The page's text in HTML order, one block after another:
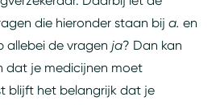
die hieronder staan bij a. en
allebei de vragen ja? Dan kan
dat je medicijnen moet
blijft het belangrijk dat je